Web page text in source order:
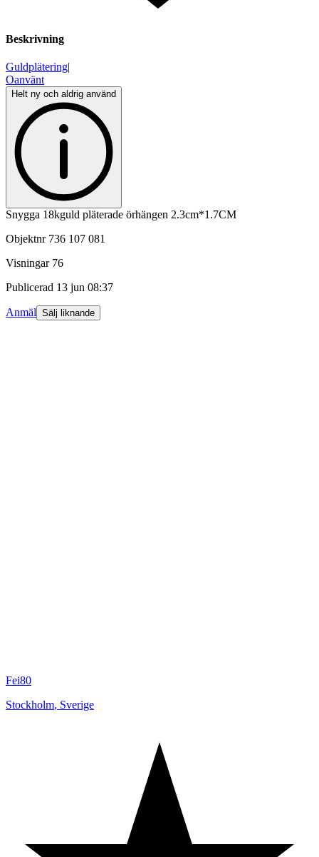
Beskrivning
Guldplätering|
Oanvänt
Helt ny och aldrig använd
Snygga 18kguld pläterade örhängen 2.3cm*1.7CM
Objektnr 736 107 081
Visningar 76
Publicerad 13 jun 08:37
Anmäl Sälj liknande
Fei80
Stockholm, Sverige